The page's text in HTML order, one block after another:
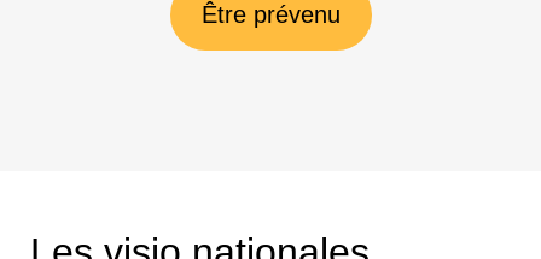
Être prévenu